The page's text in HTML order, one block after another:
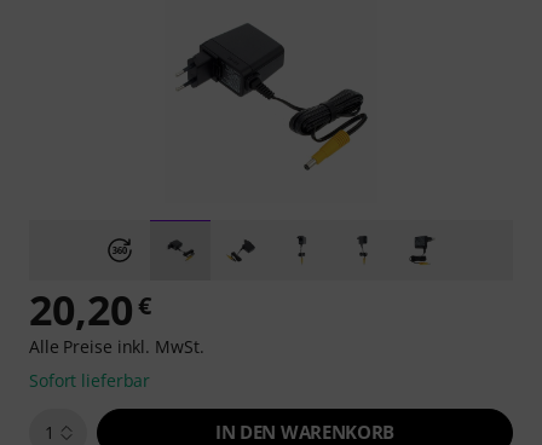
20,20€
Alle Preise inkl. MwSt.
Sofort lieferbar
1 IN DEN WARENKORB